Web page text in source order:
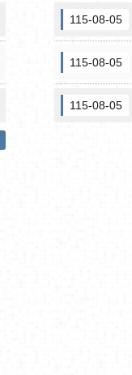
115-08-05
115-08-05
115-08-05